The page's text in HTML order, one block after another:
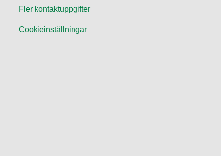
Fler kontaktuppgifter
Cookieinställningar